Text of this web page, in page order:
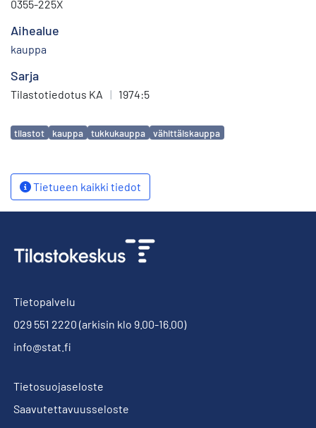
0355-225X
Aihealue
kauppa
Sarja
Tilastotiedotus KA | 1974:5
Avainsanat
tilastot kauppa tukkukauppa vähittäiskauppa
Tietueen kaikki tiedot
Tietopalvelu
029 551 2220 (arkisin klo 9.00-16.00)
info@stat.fi
Tietosuojaseloste
Saavutettavuusseloste